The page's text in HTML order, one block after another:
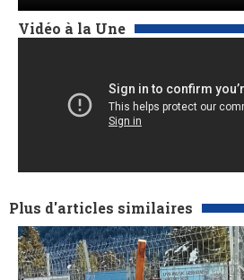
Vidéo à la Une
Plus d'articles similaires